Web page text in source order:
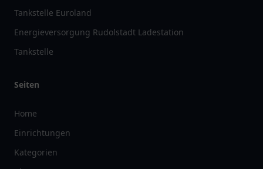
Tankstelle Euroland
Energieversorgung Rudolstadt Ladestation
Tankstelle
Seiten
Home
Einrichtungen
Kategorien